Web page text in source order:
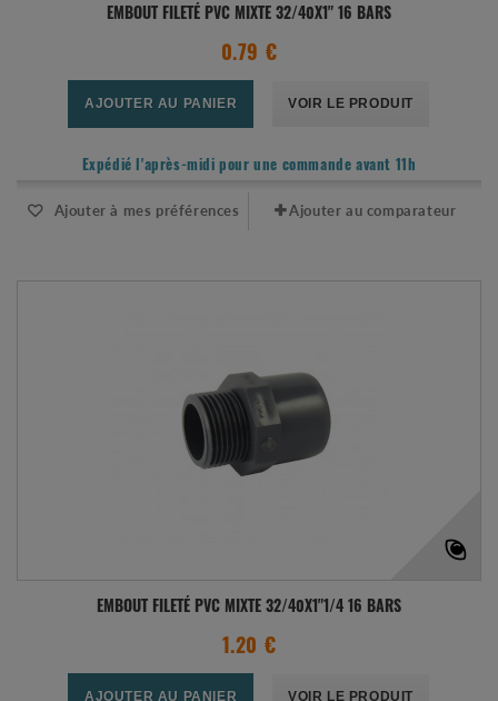
EMBOUT FILETÉ PVC MIXTE 32/40X1" 16 BARS
0.79 €
AJOUTER AU PANIER VOIR LE PRODUIT
Expédié l'après-midi pour une commande avant 11h
Ajouter à mes préférences Ajouter au comparateur
EMBOUT FILETÉ PVC MIXTE 32/40X1"1/4 16 BARS
1.20 €
AJOUTER AU PANIER VOIR LE PRODUIT